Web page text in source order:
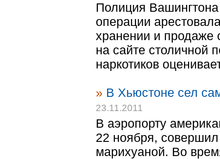
Полиция Вашингтона
операции
хранении и продаже
на сайте столичной
наркотиков
» В Хьюстоне сел
23.11.2011
В аэропорту
22 ноября,
марихуаной. Во